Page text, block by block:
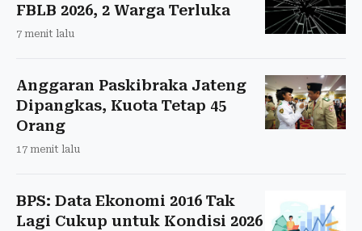
FBLB 2026, 2 Warga Terluka
7 menit lalu
Anggaran Paskibraka Jateng
Dipangkas, Kuota Tetap 45
Orang
17 menit lalu
BPS: Data Ekonomi 2016 Tak
Lagi Cukup untuk Kondisi 2026